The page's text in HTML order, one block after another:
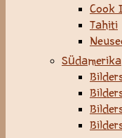
Cook
Tahiti
Südamerika